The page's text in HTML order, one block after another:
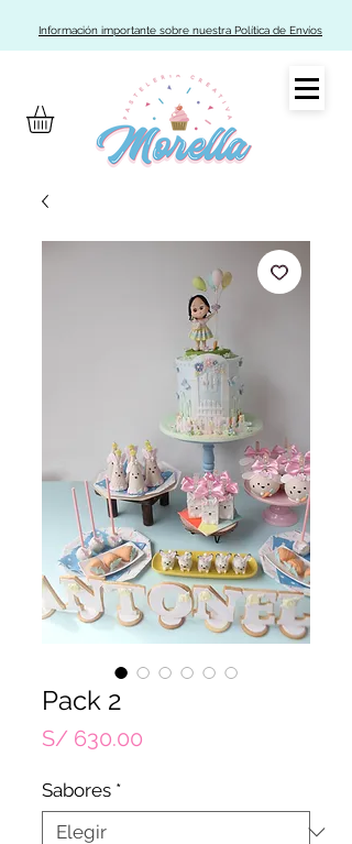
Información importante sobre nuestra Política de Envíos
Pack 2
S/ 630.00
Sabores *